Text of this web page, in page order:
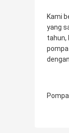
Kami
yang
tahun,